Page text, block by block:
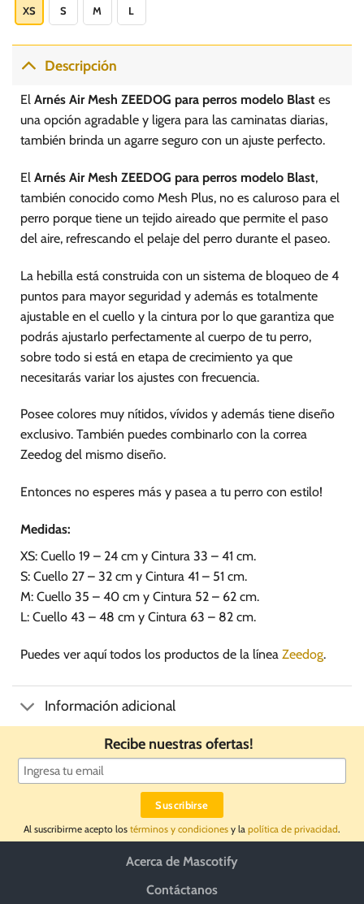
producto
tiene
múltiples
variantes.
Las
opciones
pueden
elegir
la
página
de
XS S M L
Descripción
El Arnés Air Mesh ZEEDOG para perros modelo Blast es
una opción agradable y ligera para las caminatas diarias,
también brinda un agarre seguro con un ajuste perfecto.
El Arnés Air Mesh ZEEDOG para perros modelo Blast,
también conocido como Mesh Plus, no es caluroso para el
perro porque tiene un tejido aireado que permite el paso
del aire, refrescando el pelaje del perro durante el paseo.
La hebilla está construida con un sistema de bloqueo de 4
puntos para mayor seguridad y además es totalmente
ajustable en el cuello y la cintura por lo que garantiza que
podrás ajustarlo perfectamente al cuerpo de tu perro,
sobre todo si está en etapa de crecimiento ya que
necesitarás variar los ajustes con frecuencia.
Posee colores muy nítidos, vívidos y además tiene diseño
exclusivo. También puedes combinarlo con la correa
Zeedog del mismo diseño.
Entonces no esperes más y pasea a tu perro con estilo!
Medidas:
XS: Cuello 19 – 24 cm y Cintura 33 – 41 cm.
S: Cuello 27 – 32 cm y Cintura 41 – 51 cm.
M: Cuello 35 – 40 cm y Cintura 52 – 62 cm.
L: Cuello 43 – 48 cm y Cintura 63 – 82 cm.
Puedes ver aquí todos los productos de la línea Zeedog.
Información adicional
Recibe nuestras ofertas!
Al suscribirme acepto los términos y condiciones y la política de privacidad.
Acerca de Mascotify
Contáctanos